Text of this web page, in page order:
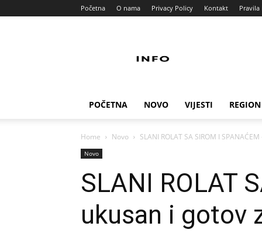
Početna O nama Privacy Policy Kontakt
POČETNA NOVO VIJESTI REGION
Home Novo SLANI ROLAT SA SIROM I
Novo
SLANI ROLAT
ukusan i gotov